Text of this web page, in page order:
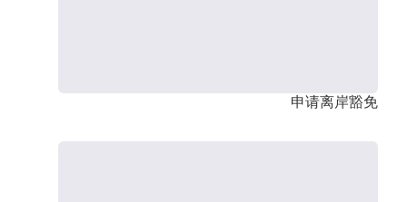
申请离岸豁免